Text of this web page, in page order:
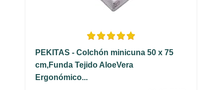
PEKITAS - Colchón minicuna 50 x 75
cm,Funda Tejido AloeVera
Ergonómico...